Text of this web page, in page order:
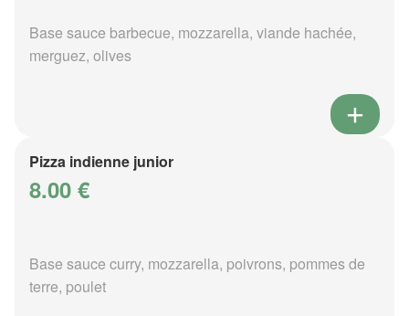
Base sauce barbecue, mozzarella, viande hachée,
merguez, olives
Pizza indienne junior
8.00 €
Base sauce curry, mozzarella, poivrons, pommes de
terre, poulet